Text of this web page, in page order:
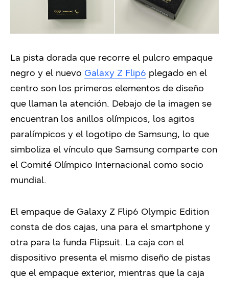
La pista dorada que recorre el pulcro empaque
negro y el nuevo Galaxy Z Flip6 plegado en el
centro son los primeros elementos de diseño
que llaman la atención. Debajo de la imagen se
encuentran los anillos olímpicos, los agitos
paralímpicos y el logotipo de Samsung, lo que
simboliza el vínculo que Samsung comparte con
el Comité Olímpico Internacional como socio
mundial.
El empaque de Galaxy Z Flip6 Olympic Edition
consta de dos cajas, una para el smartphone y
otra para la funda Flipsuit. La caja con el
dispositivo presenta el mismo diseño de pistas
que el empaque exterior, mientras que la caja